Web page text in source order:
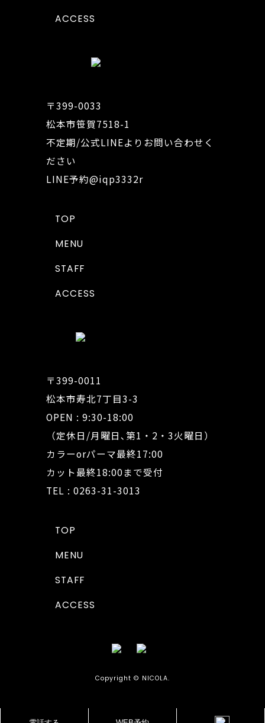
ACCESS
〒399-0033
松本市笹賀7518-1
不定期/公式LINEよりお問い合わせく
ださい
LINE予約@iqp3332r
TOP
MENU
STAFF
ACCESS
〒399-0011
松本市寿北7丁目3-3
OPEN : 9:30-18:00
（定休日/月曜日､第1・2・3火曜日）
カラーorパーマ最終17:00
カット最終18:00まで受付
TEL : 0263-31-3013
TOP
MENU
STAFF
ACCESS
Copyright © NICOLA.